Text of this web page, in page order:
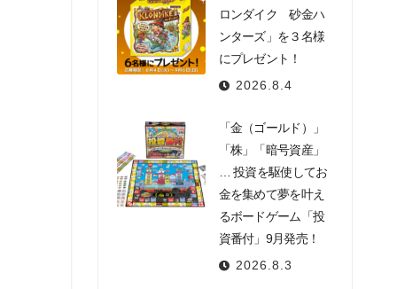
ロンダイク 砂金ハ
ンターズ」を３名様
にプレゼント！
2026.8.4
「金（ゴールド）」
「株」「暗号資産」
… 投資を駆使してお
金を集めて夢を叶え
るボードゲーム「投
資番付」9月発売！
2026.8.3